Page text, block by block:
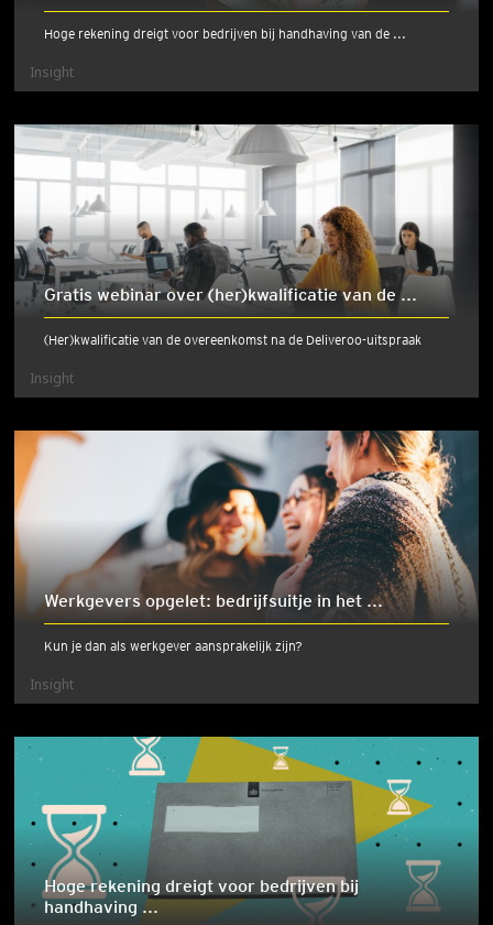
Hoge rekening dreigt voor bedrijven bij handhaving van de ...
Insight
Gratis webinar over (her)kwalificatie van de ...
(Her)kwalificatie van de overeenkomst na de Deliveroo-uitspraak
Insight
Werkgevers opgelet: bedrijfsuitje in het ...
Kun je dan als werkgever aansprakelijk zijn?
Insight
Hoge rekening dreigt voor bedrijven bij
handhaving ...